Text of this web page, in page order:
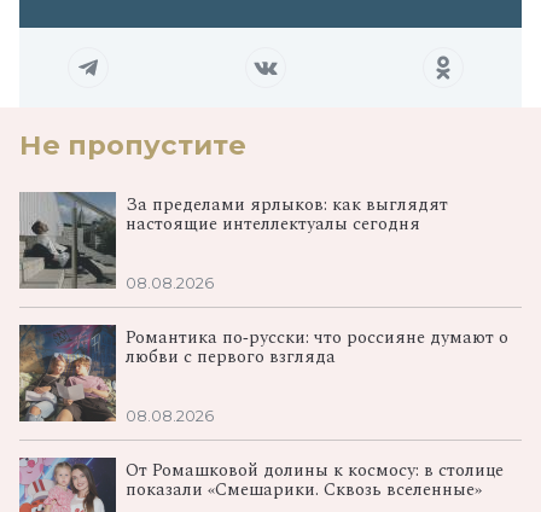
Не пропустите
За пределами ярлыков: как выглядят
настоящие интеллектуалы сегодня
08.08.2026
Романтика по‑русски: что россияне думают о
любви с первого взгляда
08.08.2026
От Ромашковой долины к космосу: в столице
показали «Смешарики. Сквозь вселенные»